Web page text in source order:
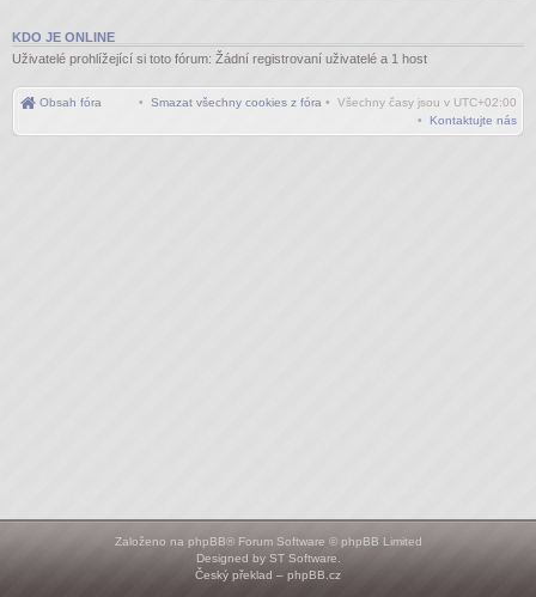
KDO JE ONLINE
Uživatelé prohlížející si toto fórum: Žádní registrovaní uživatelé a 1 host
Obsah fóra • Všechny časy jsou v UTC+02:00
• Smazat všechny cookies z fóra
• Kontaktujte nás
Založeno na phpBB® Forum Software © phpBB Limited
Designed by ST Software
Český překlad – phpBB.cz